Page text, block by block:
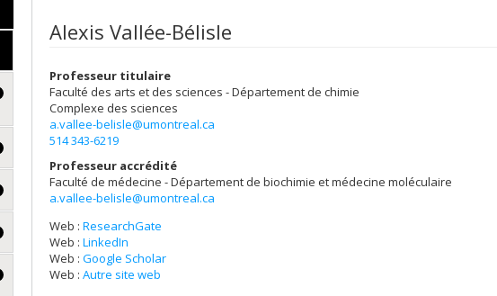
Alexis Vallée-Bélisle
Professeur titulaire
Faculté des arts et des sciences - Département de chimie
Complexe des sciences
a.vallee-belisle@umontreal.ca
514 343-6219
Professeur accrédité
Faculté de médecine - Département de biochimie et médecine moléculaire
a.vallee-belisle@umontreal.ca
Web : ResearchGate
Web : LinkedIn
Web : Google Scholar
Web : Autre site web